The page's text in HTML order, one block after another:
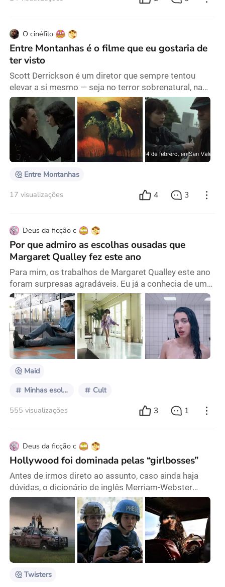
O cinéfilo
Entre Montanhas é o filme que eu gostaria de
ter visto
Scott Derrickson é um diretor que sempre tentou
elevar a si mesmo — seja no terror sobrenatural, na
ficção científica clássica, no slasher ou na
investigação policial; ele até nos deu o luxo de
assistirmos a um dos melhores filmes de super-
heróis com o Doutor Estranho em 2016. Uma carreira
muito decente que, ao que parece, exigia um novo
desafio: conseguir juntar tudo isso e adicionar
romance à in
Entre Montanhas
17 visualizações 4 3
Deus da ficção c
Por que admiro as escolhas ousadas que
Margaret Qualley fez este ano
Para mim, os trabalhos de Margaret Qualley este ano
foram surpresas agradáveis. Eu já a conhecia de uma
época em que era jovial, alegre e doce, em obras
como Maid e Meu Ano em Nova York, nas quais
interpretou exemplos clássicos da "boa menina" de
Hollywood. Em Maid, ela era uma jovem mãe que
deixou o ex-namorado abusivo e lutou pela
independência para si e sua filha; em Meu Ano em
Nova York, era u
Maid
Minhas esolhas para um Halloween de terror Cult
555 visualizações 3 1
Deus da ficção c
Hollywood foi dominada pelas “girlbosses”
Antes de irmos direto ao assunto, caso ainda haja
dúvidas, o dicionário de inglês Merriam-Webster
define uma "girlboss" como "uma mulher ambiciosa e
bem-sucedida" (tradução minha). Pronto, agora
podemos começar: Não me importo de ver
personagens femininas fortes no cinema — pelo
contrário, sou totalmente a favor. Mas, ultimamente,
Hollywood está exagerando. Parece que a onda de
"girlbosses" tem me
Twisters